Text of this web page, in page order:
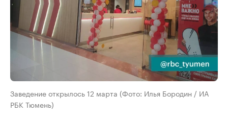
Заведение открылось 12 марта (Фото: Илья Бородин / ИА
РБК Тюмень)